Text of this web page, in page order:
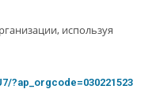
используя
?ap_orgcode=030221523